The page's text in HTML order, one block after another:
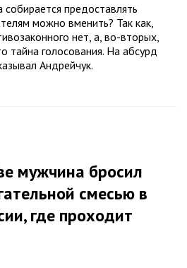
предоставлять
можно вменить? Так как,
нет, а, во-вторых,
тайна голосования. На абсурд
Андрейчук.
мужчина бросил
смесью в
где проходит